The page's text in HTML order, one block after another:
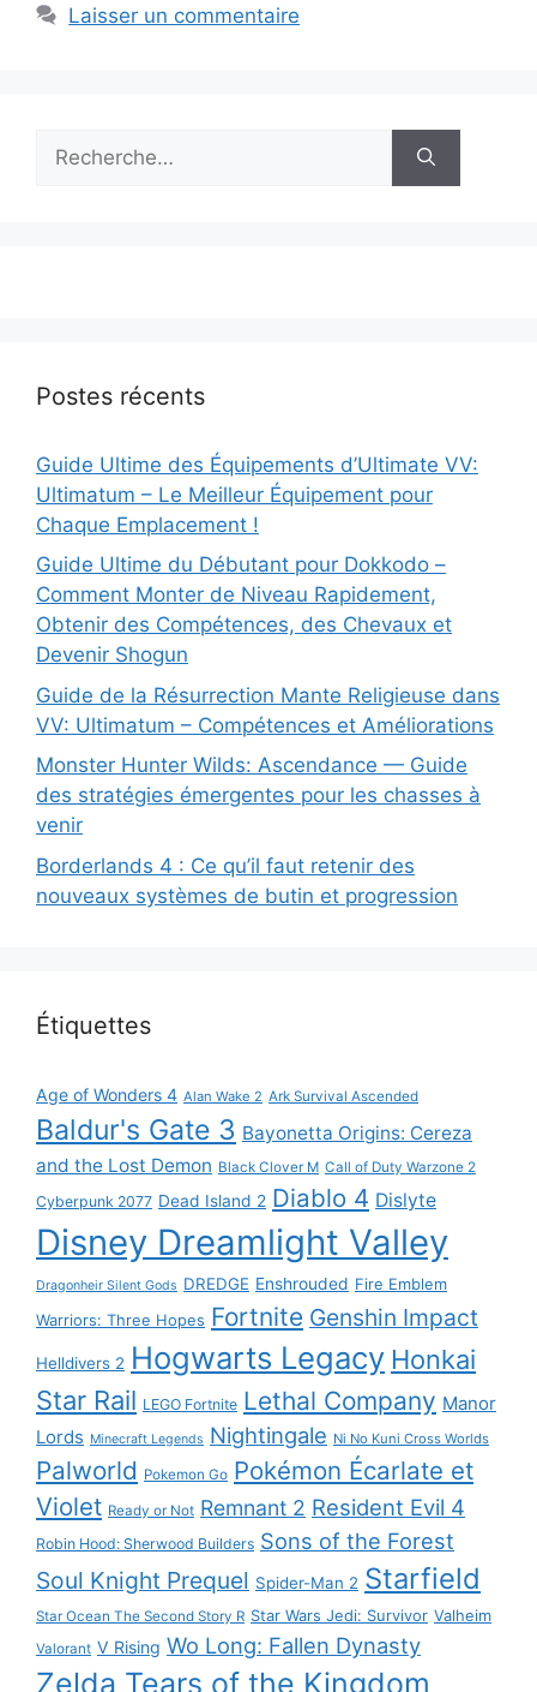
Laisser un commentaire
Postes récents
Guide Ultime des Équipements d’Ultimate VV:
Ultimatum – Le Meilleur Équipement pour
Chaque Emplacement !
Guide Ultime du Débutant pour Dokkodo –
Comment Monter de Niveau Rapidement,
Obtenir des Compétences, des Chevaux et
Devenir Shogun
Guide de la Résurrection Mante Religieuse dans
VV: Ultimatum – Compétences et Améliorations
Monster Hunter Wilds: Ascendance — Guide
des stratégies émergentes pour les chasses à
venir
Borderlands 4 : Ce qu’il faut retenir des
nouveaux systèmes de butin et progression
Étiquettes
Age of Wonders 4 Alan Wake 2 Ark Survival Ascended
Baldur's Gate 3 Bayonetta Origins: Cereza
and the Lost Demon Black Clover M Call of Duty Warzone 2
Cyberpunk 2077 Dead Island 2 Diablo 4 Dislyte
Disney Dreamlight Valley
Dragonheir Silent Gods DREDGE Enshrouded Fire Emblem
Warriors: Three Hopes Fortnite Genshin Impact
Helldivers 2 Hogwarts Legacy Honkai
Star Rail LEGO Fortnite Lethal Company Manor
Lords Minecraft Legends Nightingale Ni No Kuni Cross Worlds
Palworld Pokemon Go Pokémon Écarlate et
Violet Ready or Not Remnant 2 Resident Evil 4
Robin Hood: Sherwood Builders Sons of the Forest
Soul Knight Prequel Spider-Man 2 Starfield
Star Ocean The Second Story R Star Wars Jedi: Survivor Valheim
Valorant V Rising Wo Long: Fallen Dynasty
Zelda Tears of the Kingdom